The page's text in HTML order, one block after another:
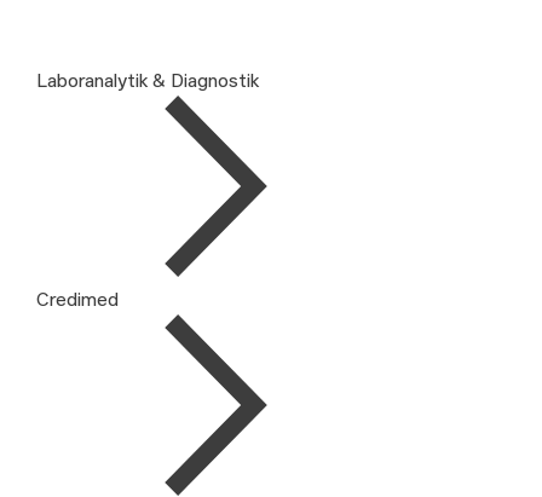
Laboranalytik & Diagnostik
Credimed